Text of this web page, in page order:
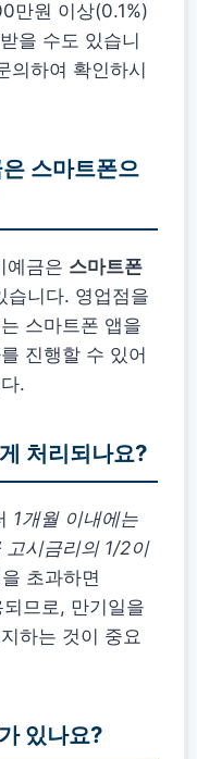
만원 이상(0.1%)
을 수도 있습니
의하여 확인하시
스마트폰으
예금은 스마트폰
습니다. 영업점을
스마트폰 앱을
진행할 수 있어
.
처리되나요?
1개월 이내에는
고시금리의 1/2이
초과하면
므로, 만기일을
하는 것이 중요
있나요?